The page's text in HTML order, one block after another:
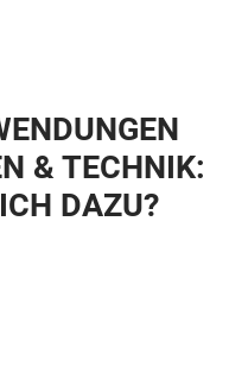
& TECHNIK:
DAZU?